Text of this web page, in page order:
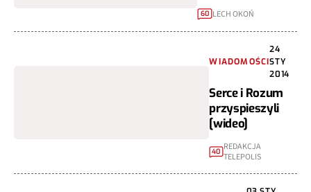
60 LECH OKOŃ
WIADOMOŚCI
24
STY
2014
Serce i Rozum
przyspieszyli
[wideo]
40 REDAKCJA
TELEPOLIS